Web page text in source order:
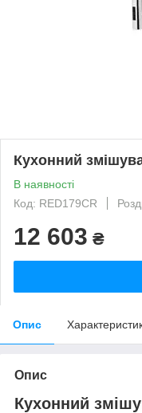
Кухонний
В наявності
Код: RED179CR
12 603 ₴
Опис
Опис
Кухонний